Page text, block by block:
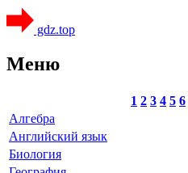
gdz.top
Меню
1 2 3 4 5 6
Алгебра
Английский язык
Биология